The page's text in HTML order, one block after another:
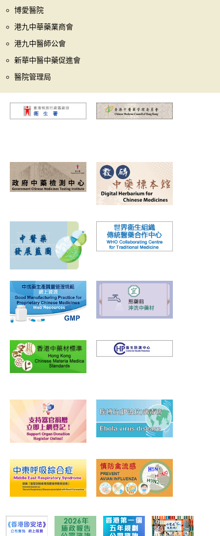
博愛醫院
港九中華藥業商會
港九中醫師公會
新華中醫中藥促進會
醫院管理局